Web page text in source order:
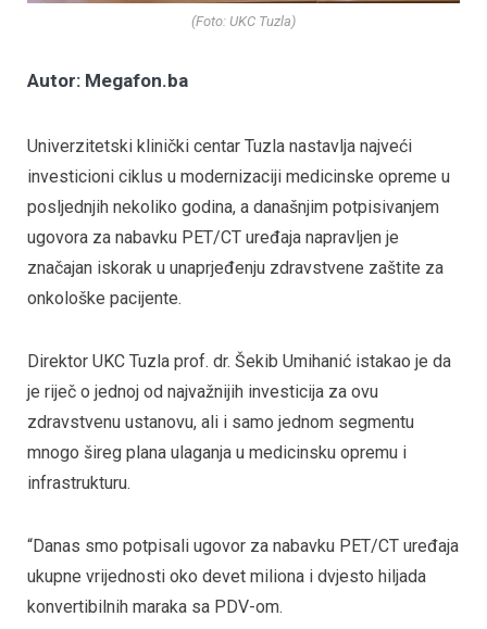
(Foto: UKC Tuzla)
Autor: Megafon.ba
Univerzitetski klinički centar Tuzla nastavlja najveći
investicioni ciklus u modernizaciji medicinske opreme u
posljednjih nekoliko godina, a današnjim potpisivanjem
ugovora za nabavku PET/CT uređaja napravljen je
značajan iskorak u unaprjeđenju zdravstvene zaštite za
onkološke pacijente.
Direktor UKC Tuzla prof. dr. Šekib Umihanić istakao je da
je riječ o jednoj od najvažnijih investicija za ovu
zdravstvenu ustanovu, ali i samo jednom segmentu
mnogo šireg plana ulaganja u medicinsku opremu i
infrastrukturu.
“Danas smo potpisali ugovor za nabavku PET/CT uređaja
ukupne vrijednosti oko devet miliona i dvjesto hiljada
konvertibilnih maraka sa PDV-om.